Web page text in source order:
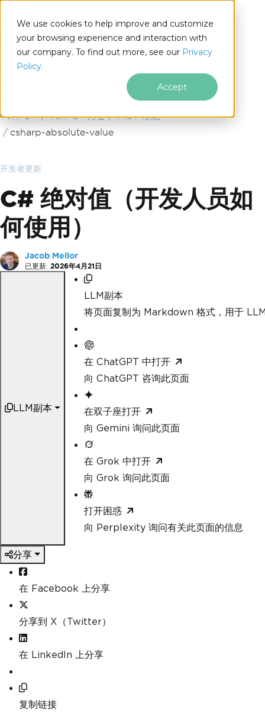
We use cookies to help improve and customize
your browsing experience and interaction with
our company. To find out more, see our Privacy
Policy.
Accept
.NET
跳至页脚内容
IronPDF IronPDF博客
.NET 帮助
csharp-absolute-value
开发者更新
C# 绝对值（开发人员如
何使用）
Jacob Mellor
已更新: 2026年4月21日
LLM副本
LLM副本
将页面复制为 Markdown 格式，用于
在 ChatGPT 中打开
向 ChatGPT 咨询此页面
在双子座打开
向 Gemini 询问此页面
在 Grok 中打开
向 Grok 询问此页面
打开困惑
向 Perplexity 询问有关此页面的信息
分享
在 Facebook 上分享
分享到 X（Twitter）
在 LinkedIn 上分享
复制链接